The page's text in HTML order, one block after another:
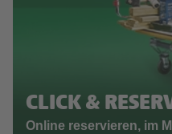
CLICK &
Online reservieren, im